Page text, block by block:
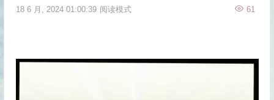
18 6 月, 2024 01:00:39 61
阅读模式